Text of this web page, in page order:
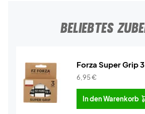
BELIEBTES
Forza Super Grip
6,95€
In den Warenkorb